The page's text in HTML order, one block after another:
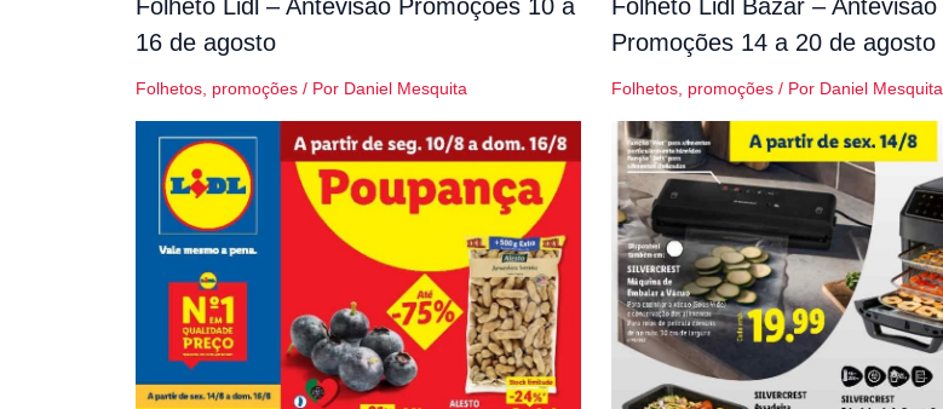
Folheto Lidl – Antevisão Promoções 10 a
16 de agosto
Folhetos promoções / Por Daniel Mesquita
Folheto Lidl Bazar – Antevisão
Promoções 14 a 20 de agosto
Folhetos, promoções/ Por Daniel Mesquita